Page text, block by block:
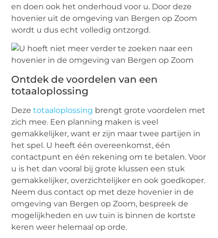
en doen ook het onderhoud voor u. Door deze
hovenier uit de omgeving van Bergen op Zoom
wordt u dus echt volledig ontzorgd.
Ontdek de voordelen van een
totaaloplossing
Dezetotaaloplossing brengt grote voordelen met
zich mee. Een planning maken is veel
gemakkelijker, want er zijn maar twee partijen in
het spel. U heeft één overeenkomst, één
contactpunt en één rekening om te betalen. Voor
u is het dan vooral bij grote klussen een stuk
gemakkelijker, overzichtelijker en ook goedkoper.
Neem dus contact op met deze hovenier in de
omgeving van Bergen op Zoom, bespreek de
mogelijkheden en uw tuin is binnen de kortste
keren weer helemaal op orde.